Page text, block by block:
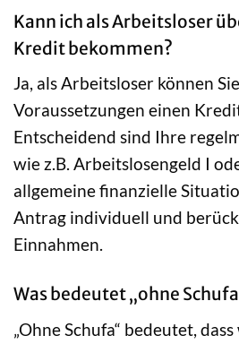
Kann ich als Arbeitsloser
Kredit bekommen?
Ja, als Arbeitsloser können
Voraussetzungen einen
Entscheidend sind Ihre
wie z.B. Arbeitslosengeld I
allgemeine finanzielle
Antrag individuell und
Einnahmen.
Was bedeutet „ohne
„Ohne Schufa“ bedeutet,